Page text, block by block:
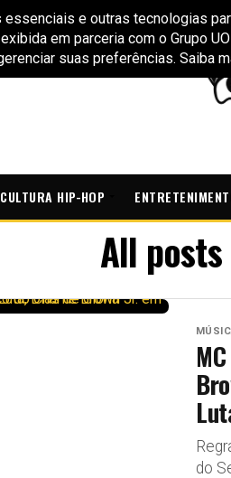
CULTURA HIP-HOP
All
do